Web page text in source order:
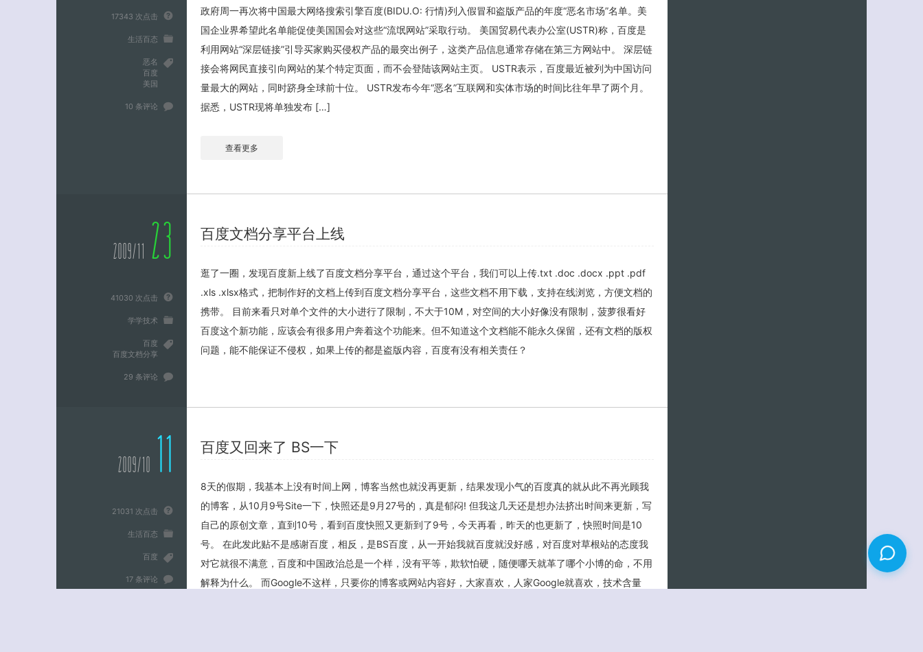
政府周一再次将中国最大网络搜索引擎百度(BIDU.O: 行情)列入假冒和盗版产品的年度“恶名市场”名单。美
国企业界希望此名单能促使美国国会对这些“流氓网站”采取行动。 美国贸易代表办公室(USTR)称，百度是
利用网站“深层链接”引导买家购买侵权产品的最突出例子，这类产品信息通常存储在第三方网站中。 深层链
接会将网民直接引向网站的某个特定页面，而不会登陆该网站主页。 USTR表示，百度最近被列为中国访问
量最大的网站，同时跻身全球前十位。 USTR发布今年“恶名”互联网和实体市场的时间比往年早了两个月。
据悉，USTR现将单独发布 […]
查看更多
17343 次点击
生活百态
恶名
百度
美国
10 条评论
百度文档分享平台上线
逛了一圈，发现百度新上线了百度文档分享平台，通过这个平台，我们可以上传.txt .doc .docx .ppt .pdf
.xls .xlsx格式，把制作好的文档上传到百度文档分享平台，这些文档不用下载，支持在线浏览，方便文档的
携带。 目前来看只对单个文件的大小进行了限制，不大于10M，对空间的大小好像没有限制，菠萝很看好
百度这个新功能，应该会有很多用户奔着这个功能来。但不知道这个文档能不能永久保留，还有文档的版权
问题，能不能保证不侵权，如果上传的都是盗版内容，百度有没有相关责任？
2009/11 23
41030 次点击
学学技术
百度
百度文档分享
29 条评论
百度又回来了 BS一下
8天的假期，我基本上没有时间上网，博客当然也就没再更新，结果发现小气的百度真的就从此不再光顾我
的博客，从10月9号Site一下，快照还是9月27号的，真是郁闷! 但我这几天还是想办法挤出时间来更新，写
自己的原创文章，直到10号，看到百度快照又更新到了9号，今天再看，昨天的也更新了，快照时间是10
号。 在此发此贴不是感谢百度，相反，是BS百度，从一开始我就百度就没好感，对百度对草根站的态度我
对它就很不满意，百度和中国政治总是一个样，没有平等，欺软怕硬，随便哪天就革了哪个小博的命，不用
解释为什么。 而Google不这样，只要你的博客或网站内容好，大家喜欢，人家Google就喜欢，技术含量
2009/10 11
21031 次点击
生活百态
百度
17 条评论
关闭弹窗